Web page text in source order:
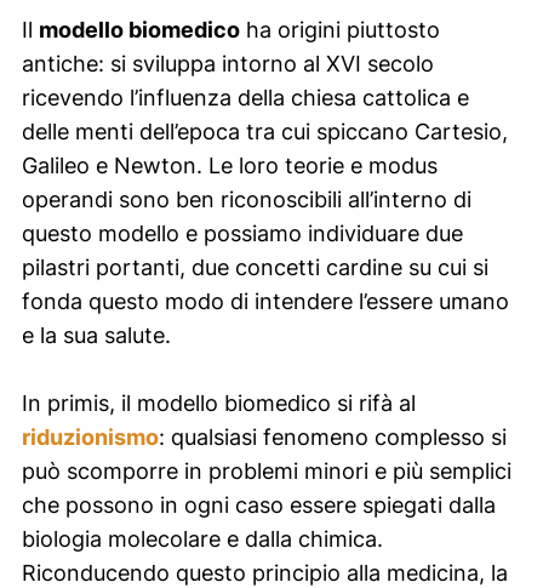
Il modello biomedicoha origini piuttosto
antiche: si sviluppa intorno al XVI secolo
ricevendo l’influenza della chiesa cattolica e
delle menti dell’epoca tra cui spiccano Cartesio,
Galileo e Newton. Le loro teorie e modus
operandi sono ben riconoscibili all’interno di
questo modello e possiamo individuare due
pilastri portanti, due concetti cardine su cui si
fonda questo modo di intendere l’essere umano
e la sua salute.
In primis, il modello biomedico si rifà al
riduzionismo: qualsiasi fenomeno complesso si
può scomporre in problemi minori e più semplici
che possono in ogni caso essere spiegati dalla
biologia molecolare e dalla chimica.
Riconducendo questo principio alla medicina, la